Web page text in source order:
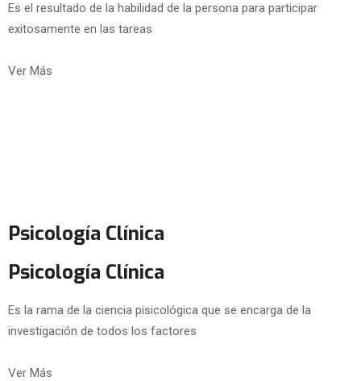
Es el resultado de la habilidad de la persona para participar
exitosamente en las tareas
Ver Más
Psicología Clínica
Psicología Clínica
Es la rama de la ciencia pisicológica que se encarga de la
investigación de todos los factores
Ver Más